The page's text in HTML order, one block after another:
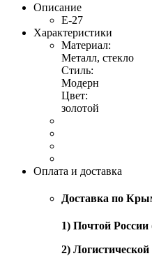
Описание
Е-27
Характеристики
Материал:
Металл, стекло
Стиль:
Модерн
Цвет:
золотой
Оплата и доставка
Доставка по
1) Почтой
2)